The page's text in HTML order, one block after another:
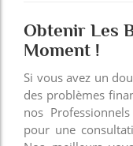
Obtenir Les
Moment !
Si vous avez un
des problèmes
nos
pour une